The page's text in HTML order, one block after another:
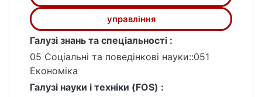
управління
Галузі знань та спеціальності :
05 Соціальні та поведінкові науки::051
Економіка
Галузі науки і техніки (FOS) :